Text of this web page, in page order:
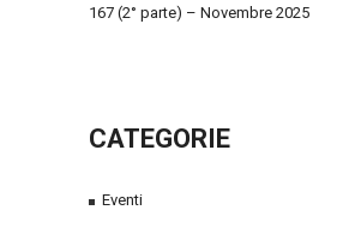
167 (2° parte) – Novembre 2025
CATEGORIE
Eventi